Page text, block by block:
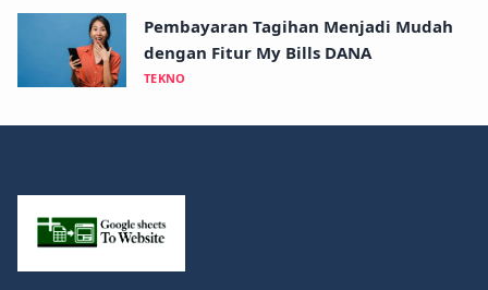
Pembayaran Tagihan Menjadi Mudah
dengan Fitur My Bills DANA
TEKNO